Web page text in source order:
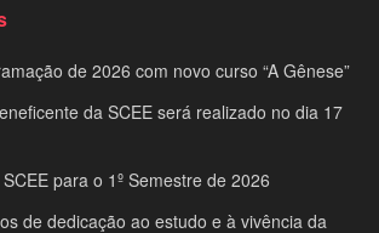
de 2026 com novo curso “A Gênese”
da SCEE será realizado no dia 17
para o 1º Semestre de 2026
de dedicação ao estudo e à vivência da